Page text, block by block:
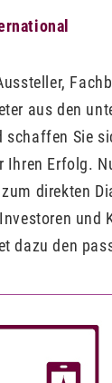
aus den
schaffen Sie
Ihren Erfolg.
direkten
und
dazu den